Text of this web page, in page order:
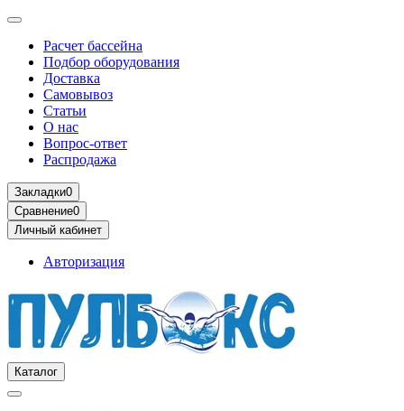
Расчет бассейна
Подбор оборудования
Доставка
Самовывоз
Статьи
О нас
Вопрос-ответ
Распродажа
Закладки0
Сравнение0
Личный кабинет
Авторизация
Каталог